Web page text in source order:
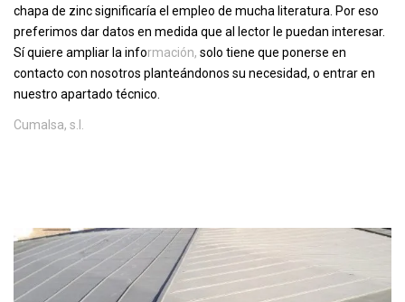
chapa de zinc significaría el empleo de mucha literatura. Por eso
preferimos dar datos en medida que al lector le puedan interesar.
Sí quiere ampliar la información, solo tiene que ponerse en
contacto con nosotros planteándonos su necesidad, o entrar en
nuestro apartado técnico.
Cumalsa, s.l.